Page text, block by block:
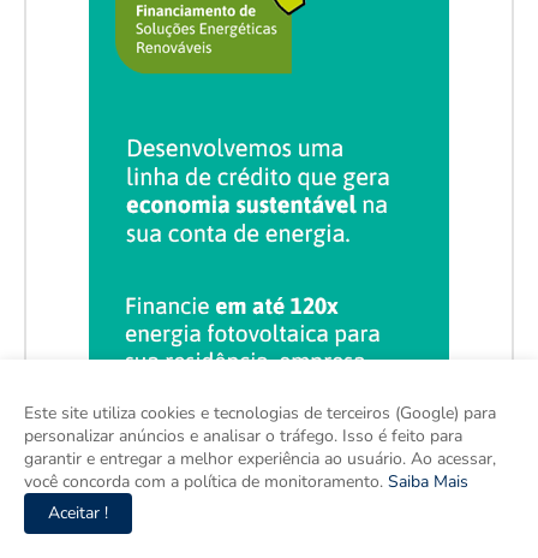
Este site utiliza cookies e tecnologias de terceiros (Google) para
personalizar anúncios e analisar o tráfego. Isso é feito para
garantir e entregar a melhor experiência ao usuário. Ao acessar,
você concorda com a política de monitoramento. Saiba Mais
Aceitar !